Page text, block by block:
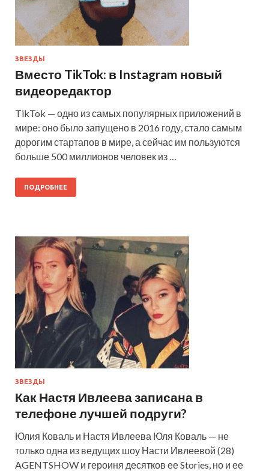
ЗВЕЗДЫ
Вместо TikTok: в Instagram новый
видеоредактор
TikTok — одно из самых популярных приложений в
мире: оно было запущено в 2016 году, стало самым
дорогим стартапов в мире, а сейчас им пользуются
больше 500 миллионов человек из …
ПОДРОБНЕЕ
ЗВЕЗДЫ
Как Настя Ивлеева записана в
телефоне лучшей подруги?
Юлия Коваль и Настя Ивлеева Юля Коваль — не
только одна из ведущих шоу Насти Ивлеевой (28)
AGENTSHOW и героиня десятков ее Stories, но и ее